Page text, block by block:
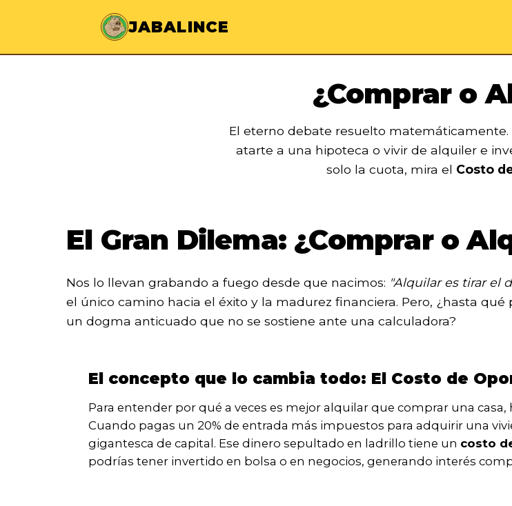
JABALINCE
¿Comprar o
El eterno debate resuelto
atarte a una hipoteca o vivir de alquiler e
solo la cuota, mira el Costo
El Gran Dilema: ¿Comprar o
Nos lo llevan grabando a fuego desde que nacimos: "Alquilar es tirar el
el único camino hacia el éxito y la madurez financiera. Pero, ¿hasta
un dogma anticuado que no se sostiene ante una calculadora?
El concepto que lo cambia todo: El Costo de
Para entender por qué a veces es mejor alquilar que comprar una
Cuando pagas un 20% de entrada más impuestos para adquirir una
gigantesca de capital. Ese dinero sepultado en ladrillo tiene un costo
podrías tener invertido en bolsa o en negocios, generando interés